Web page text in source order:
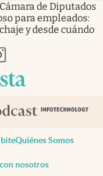
de Diputados
para empleados:
y desde cuándo
pestaña
nueva pestaña
en nueva pestaña
abre en nueva pestaña
Quiénes Somos
nosotros